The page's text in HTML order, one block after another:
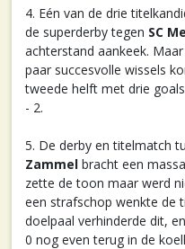
4. Eén van de drie
de superderby tegen SC
achterstand aankeek.
paar succesvolle wissels
tweede helft met drie
- 2.
5. De derby en titelmatch
Zammel bracht een
zette de toon maar werd
een strafschop wenkte de
doelpaal verhinderde dit,
0 nog even terug in de